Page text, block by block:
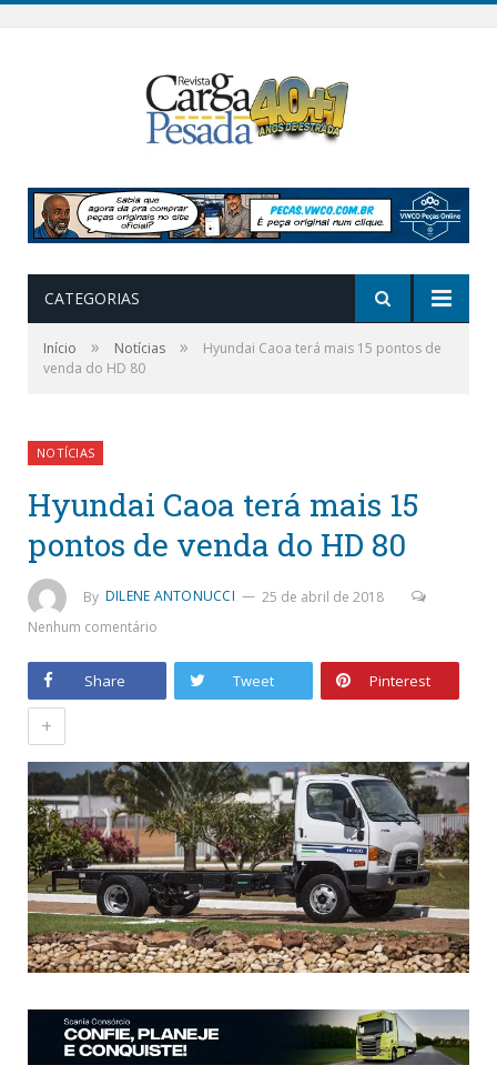
CATEGORIAS
Início » Notícias »
Hyundai Caoa terá mais 15 pontos de
venda do HD 80
NOTÍCIAS
Hyundai Caoa terá mais 15
pontos de venda do HD 80
By DILENE ANTONUCCI
25 de abril de 2018
Nenhum comentário
Share Tweet Pinterest
+